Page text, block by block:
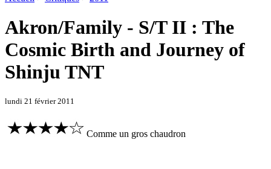
Akron/Family - S/T II : The
Cosmic Birth and Journey of
Shinju TNT
lundi 21 février 2011
Comme un gros chaudron